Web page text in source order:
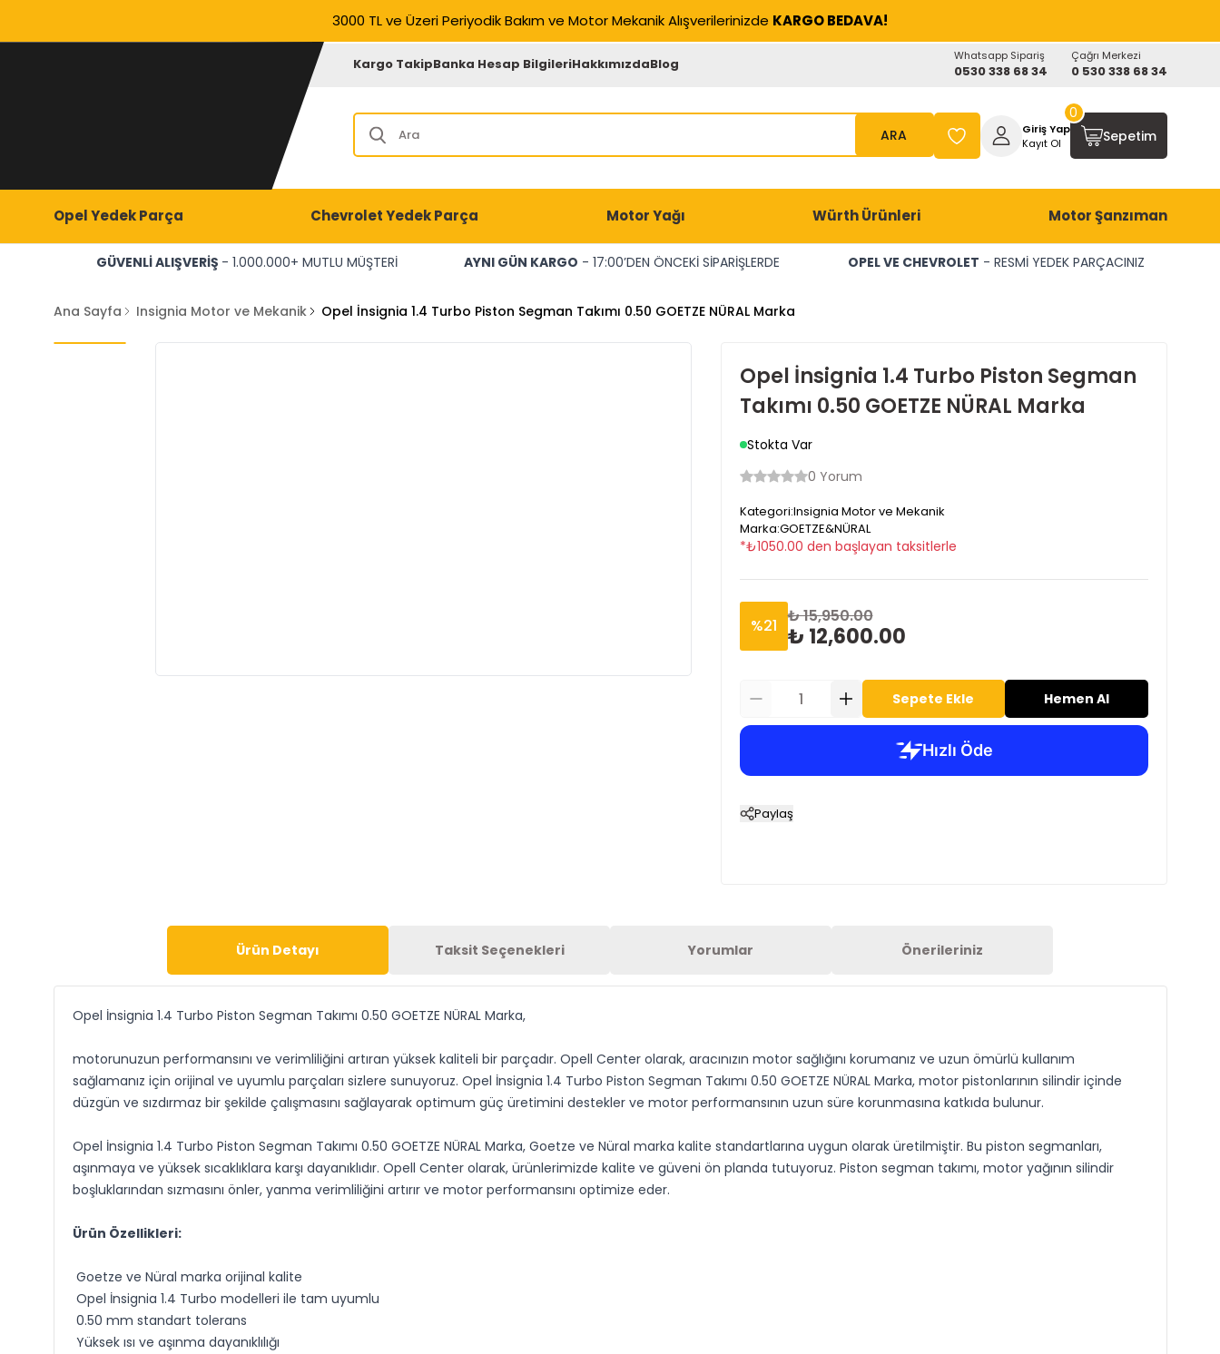
3000 TL ve Üzeri Periyodik Bakım ve Motor Mekanik Alışverilerinizde KARGO BEDAVA!
Kargo TakipBanka Hesap BilgileriHakkımızdaBlog Whatsapp Sipariş
0530 338 68 34
Çağrı Merkezi
0 530 338 68 34
ARA
Giriş Yap
Kayıt Ol
Sepetim
0
Opel Yedek Parça Chevrolet Yedek Parça Motor Yağı Würth Ürünleri Motor Şanzıman
GÜVENLİ ALIŞVERİŞ - 1.000.000+ MUTLU MÜŞTERİ AYNI GÜN KARGO - 17:00’DEN ÖNCEKİ SİPARİŞLERDE OPEL VE CHEVROLET - RESMİ YEDEK PARÇACINIZ
Ana Sayfa Insignia Motor ve Mekanik Opel İnsignia 1.4 Turbo Piston Segman Takımı 0.50 GOETZE NÜRAL Marka
Opel İnsignia 1.4 Turbo Piston Segman
Takımı 0.50 GOETZE NÜRAL Marka
Stokta Var
0 Yorum
Kategori:Insignia Motor ve Mekanik
Marka:GOETZE&NÜRAL
*₺1050.00 den başlayan taksitlerle
%21 ₺ 15,950.00
₺ 12,600.00
Sepete Ekle Hemen Al
Paylaş
Ürün Detayı Taksit Seçenekleri Yorumlar Önerileriniz
Opel İnsignia 1.4 Turbo Piston Segman Takımı 0.50 GOETZE NÜRAL Marka,
motorunuzun performansını ve verimliliğini artıran yüksek kaliteli bir parçadır. Opell Center olarak, aracınızın motor sağlığını korumanız ve uzun ömürlü kullanım
sağlamanız için orijinal ve uyumlu parçaları sizlere sunuyoruz. Opel İnsignia 1.4 Turbo Piston Segman Takımı 0.50 GOETZE NÜRAL Marka, motor pistonlarının silindir içinde
düzgün ve sızdırmaz bir şekilde çalışmasını sağlayarak optimum güç üretimini destekler ve motor performansının uzun süre korunmasına katkıda bulunur.
Opel İnsignia 1.4 Turbo Piston Segman Takımı 0.50 GOETZE NÜRAL Marka, Goetze ve Nüral marka kalite standartlarına uygun olarak üretilmiştir. Bu piston segmanları,
aşınmaya ve yüksek sıcaklıklara karşı dayanıklıdır. Opell Center olarak, ürünlerimizde kalite ve güveni ön planda tutuyoruz. Piston segman takımı, motor yağının silindir
boşluklarından sızmasını önler, yanma verimliliğini artırır ve motor performansını optimize eder.
Ürün Özellikleri:
Goetze ve Nüral marka orijinal kalite
Opel İnsignia 1.4 Turbo modelleri ile tam uyumlu
0.50 mm standart tolerans
Yüksek ısı ve aşınma dayanıklılığı